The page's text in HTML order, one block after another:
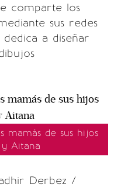
comparte los
sus redes
dedica a diseñar
mamás de sus hijos
y Aitana
Derbez /